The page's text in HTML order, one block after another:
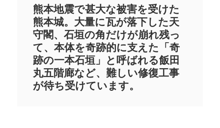
熊本地震で甚大な被害を受けた
熊本城。大量に瓦が落下した天
守閣、石垣の角だけが崩れ残っ
て、本体を奇跡的に支えた「奇
跡の一本石垣」と呼ばれる飯田
丸五階廊など、難しい修復工事
が待ち受けています。